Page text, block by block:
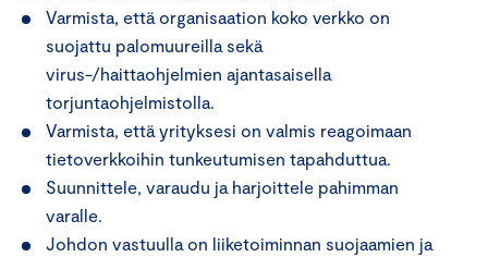
Varmista, että organisaation koko verkko on
suojattu palomuureilla sekä
virus-/haittaohjelmien ajantasaisella
torjuntaohjelmistolla.
Varmista, että yrityksesi on valmis reagoimaan
tietoverkkoihin tunkeutumisen tapahduttua.
Suunnittele, varaudu ja harjoittele pahimman
varalle.
Johdon vastuulla on liiketoiminnan suojaamien ja